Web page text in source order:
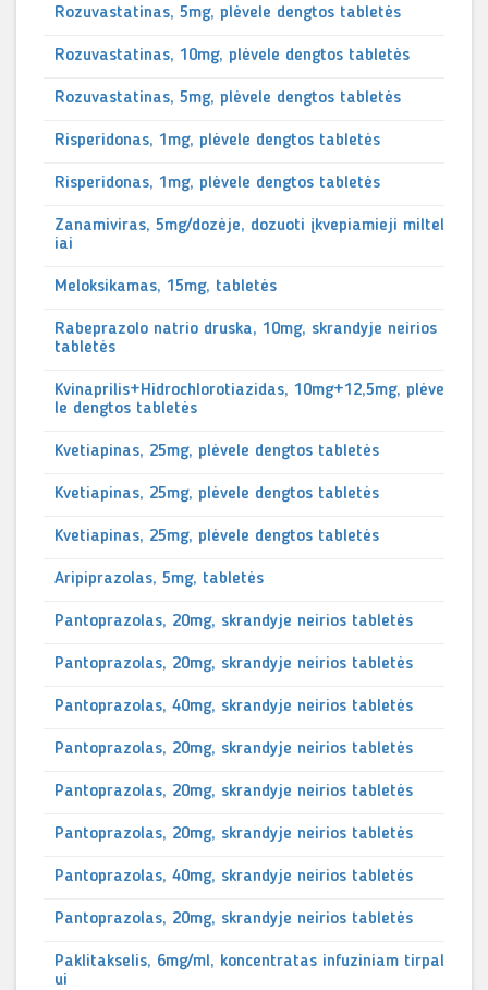
Rozuvastatinas, 5mg, plėvele dengtos tabletės
Rozuvastatinas, 10mg, plėvele dengtos tabletės
Rozuvastatinas, 5mg, plėvele dengtos tabletės
Risperidonas, 1mg, plėvele dengtos tabletės
Risperidonas, 1mg, plėvele dengtos tabletės
Zanamiviras, 5mg/dozėje, dozuoti įkvepiamieji miltel
iai
Meloksikamas, 15mg, tabletės
Rabeprazolo natrio druska, 10mg, skrandyje neirios
tabletės
Kvinaprilis+Hidrochlorotiazidas, 10mg+12,5mg, plėve
le dengtos tabletės
Kvetiapinas, 25mg, plėvele dengtos tabletės
Kvetiapinas, 25mg, plėvele dengtos tabletės
Kvetiapinas, 25mg, plėvele dengtos tabletės
Aripiprazolas, 5mg, tabletės
Pantoprazolas, 20mg, skrandyje neirios tabletės
Pantoprazolas, 20mg, skrandyje neirios tabletės
Pantoprazolas, 40mg, skrandyje neirios tabletės
Pantoprazolas, 20mg, skrandyje neirios tabletės
Pantoprazolas, 20mg, skrandyje neirios tabletės
Pantoprazolas, 20mg, skrandyje neirios tabletės
Pantoprazolas, 40mg, skrandyje neirios tabletės
Pantoprazolas, 20mg, skrandyje neirios tabletės
Paklitakselis, 6mg/ml, koncentratas infuziniam tirpal
ui